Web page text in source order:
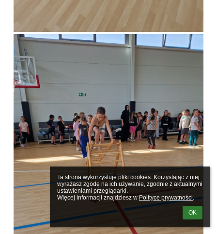
Ta strona wykorzystuje pliki cookies. Korzystając z niej
wyrażasz zgodę na ich używanie, zgodnie z aktualnymi
ustawieniami przeglądarki.
Więcej informacji znajdziesz w Polityce prywatności.
OK